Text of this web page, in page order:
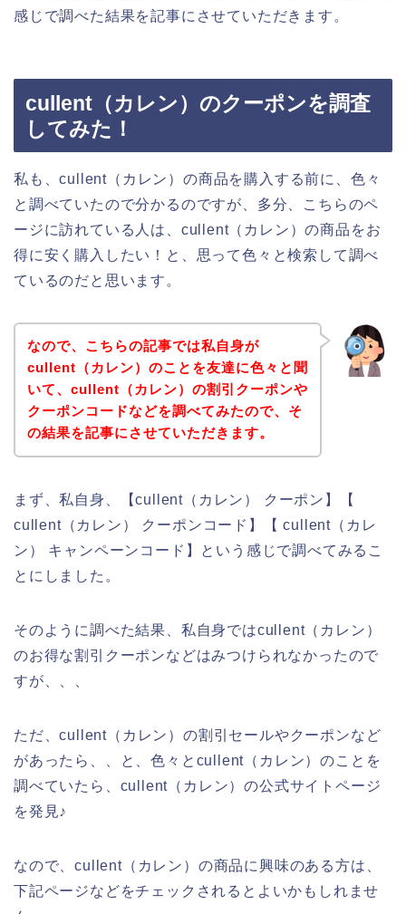
感じで調べた結果を記事にさせていただきます。
cullent（カレン）のクーポンを調査
してみた！
私も、cullent（カレン）の商品を購入する前に、色々
と調べていたので分かるのですが、多分、こちらのペ
ージに訪れている人は、cullent（カレン）の商品をお
得に安く購入したい！と、思って色々と検索して調べ
ているのだと思います。
なので、こちらの記事では私自身が
cullent（カレン）のことを友達に色々と聞
いて、cullent（カレン）の割引クーポンや
クーポンコードなどを調べてみたので、そ
の結果を記事にさせていただきます。
まず、私自身、【cullent（カレン） クーポン】【
cullent（カレン） クーポンコード】【 cullent（カレ
ン） キャンペーンコード】という感じで調べてみるこ
とにしました。
そのように調べた結果、私自身ではcullent（カレン）
のお得な割引クーポンなどはみつけられなかったので
すが、、、
ただ、cullent（カレン）の割引セールやクーポンなど
があったら、、と、色々とcullent（カレン）のことを
調べていたら、cullent（カレン）の公式サイトページ
を発見♪
なので、cullent（カレン）の商品に興味のある方は、
下記ページなどをチェックされるとよいかもしれませ